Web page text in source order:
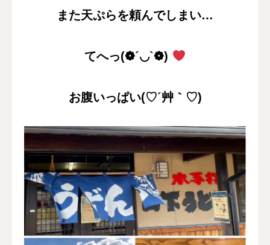
また天ぷらを頼んでしまい…
てへっ(❁´◡`❁)
お腹いっぱい(♡´艸｀♡)